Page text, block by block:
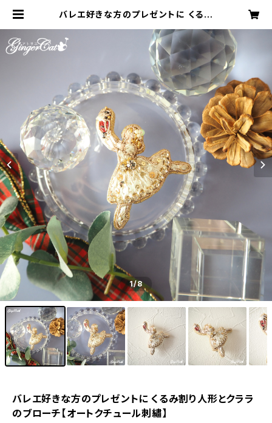
バレエ好きな方のプレゼントに くるみ
クチュール刺繡】 | アトリエ Ginger
1/8
バレエ好きな方のプレゼントに くるみ割り人形とクララ
のブローチ【オートクチュール刺繡】